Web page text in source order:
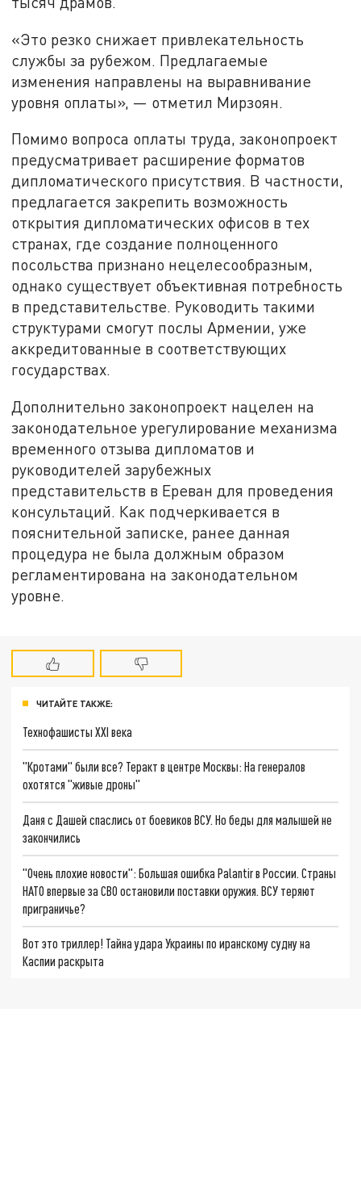
«Это резко снижает привлекательность
службы за рубежом. Предлагаемые
изменения направлены на выравнивание
уровня оплаты», — отметил Мирзоян.
Помимо вопроса оплаты труда, законопроект
предусматривает расширение форматов
дипломатического присутствия. В частности,
предлагается закрепить возможность
открытия дипломатических офисов в тех
странах, где создание полноценного
посольства признано нецелесообразным,
однако существует объективная потребность
в представительстве. Руководить такими
структурами смогут послы Армении, уже
аккредитованные в соответствующих
государствах.
Дополнительно законопроект нацелен на
законодательное урегулирование механизма
временного отзыва дипломатов и
руководителей зарубежных
представительств в Ереван для проведения
консультаций. Как подчеркивается в
пояснительной записке, ранее данная
процедура не была должным образом
регламентирована на законодательном
уровне.
ЧИТАЙТЕ ТАКЖЕ:
Технофашисты XXI века
"Кротами" были все? Теракт в центре Москвы: На генералов
охотятся "живые дроны"
Даня с Дашей спаслись от боевиков ВСУ. Но беды для малышей не
закончились
"Очень плохие новости": Большая ошибка Palantir в России. Страны
НАТО впервые за СВО остановили поставки оружия. ВСУ теряют
приграничье?
Вот это триллер! Тайна удара Украины по иранскому судну на
Каспии раскрыта